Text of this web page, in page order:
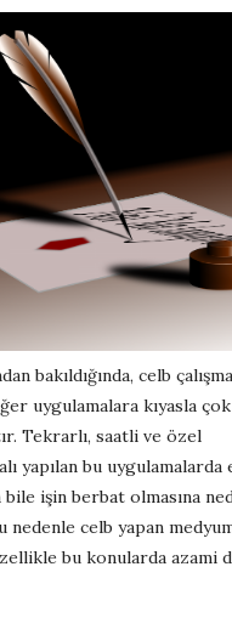
bakıldığında, celb
uygulamalara kıyasla
Tekrarlı, saatli ve özel
yapılan bu uygulamalarda
işin berbat olmasına
nedenle celb yapan
bu konularda azami